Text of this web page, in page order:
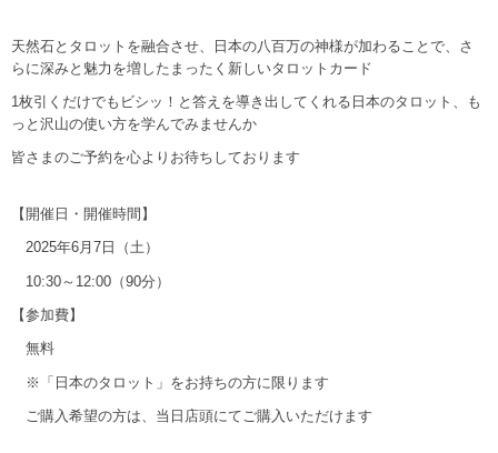
天然石とタロットを融合させ、日本の八百万の神様が加わることで、さ
らに深みと魅力を増したまったく新しいタロットカード
1枚引くだけでもビシッ！と答えを導き出してくれる日本のタロット、も
っと沢山の使い方を学んでみませんか
皆さまのご予約を心よりお待ちしております
【開催日・開催時間】
2025年6月7日（土）
10:30～12:00（90分）
【参加費】
無料
※「日本のタロット」をお持ちの方に限ります
ご購入希望の方は、当日店頭にてご購入いただけます